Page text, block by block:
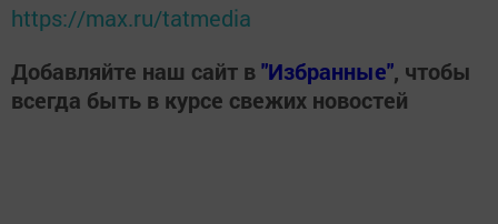
https://max.ru/tatmedia
Добавляйте наш сайт в"Избранные", чтобы
всегда быть в курсе свежих новостей